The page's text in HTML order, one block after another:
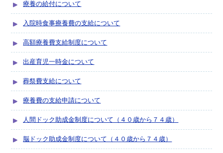
療養の給付について
入院時食事療養費の支給について
高額療養費支給制度について
出産育児一時金について
葬祭費支給について
療養費の支給申請について
人間ドック助成金制度について（４０歳から７４歳）
脳ドック助成金制度について（４０歳から７４歳）